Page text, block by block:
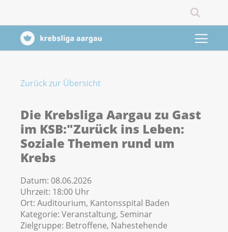
Zurück zur Übersicht
Die Krebsliga Aargau zu Gast
im KSB:"Zurück ins Leben:
Soziale Themen rund um
Krebs
Datum: 08.06.2026
Uhrzeit: 18:00 Uhr
Ort: Auditourium, Kantonsspital Baden
Kategorie: Veranstaltung, Seminar
Zielgruppe: Betroffene, Nahestehende